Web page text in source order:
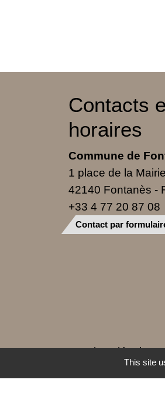
Contacts
horaires
Commune de
1 place de la Mairie
42140 Fontanès -
+33 4 77 20 87 08
Contact par
Mentions légales -
This site